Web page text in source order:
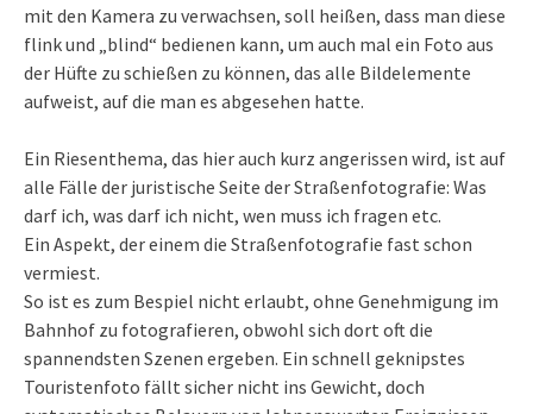
mit den Kamera zu verwachsen, soll heißen, dass man diese
flink und „blind“ bedienen kann, um auch mal ein Foto aus
der Hüfte zu schießen zu können, das alle Bildelemente
aufweist, auf die man es abgesehen hatte.
Ein Riesenthema, das hier auch kurz angerissen wird, ist auf
alle Fälle der juristische Seite der Straßenfotografie: Was
darf ich, was darf ich nicht, wen muss ich fragen etc.
Ein Aspekt, der einem die Straßenfotografie fast schon
vermiest.
So ist es zum Bespiel nicht erlaubt, ohne Genehmigung im
Bahnhof zu fotografieren, obwohl sich dort oft die
spannendsten Szenen ergeben. Ein schnell geknipstes
Touristenfoto fällt sicher nicht ins Gewicht, doch